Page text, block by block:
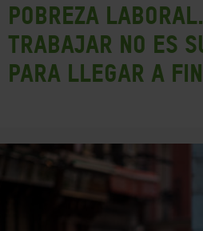
Pobreza laboral.
trabajar no es
para llegar a fin